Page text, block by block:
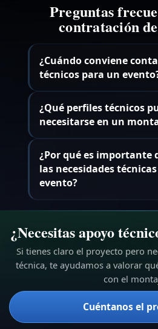
Preguntas
contratación
¿Cuándo conviene
técnicos para un
¿Qué perfiles técnicos
necesitarse en un
¿Por qué es importante
las necesidades
evento?
¿Necesitas apoyo
Si tienes claro el proyecto pero
técnica, te ayudamos a valorar
con el
Cuéntanos el